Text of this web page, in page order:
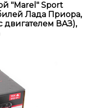
"Marel" Sport
Лада Приора,
двигателем ВАЗ),